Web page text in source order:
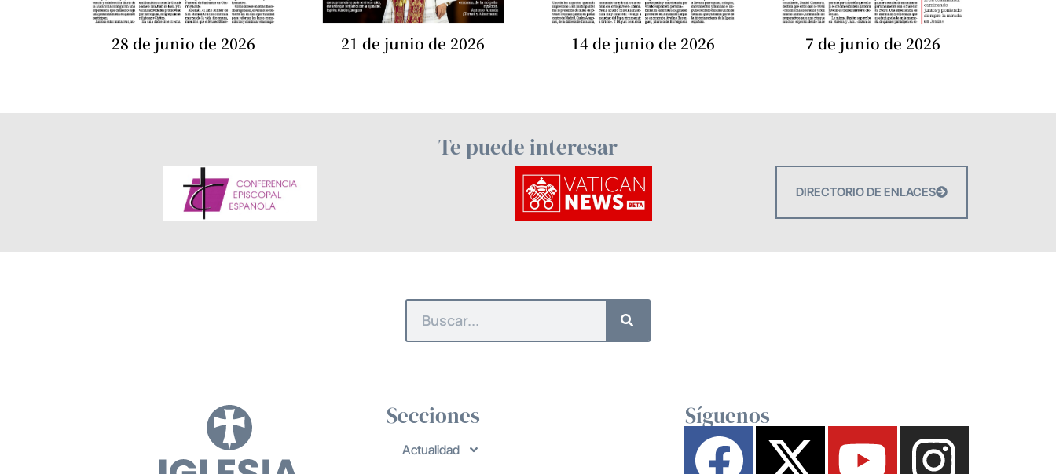
28 de junio de 2026 21 de junio de 2026 14 de junio de 2026 7 de junio de 2026
Te puede interesar
DIRECTORIO DE ENLACES
Secciones
Actualidad
Síguenos